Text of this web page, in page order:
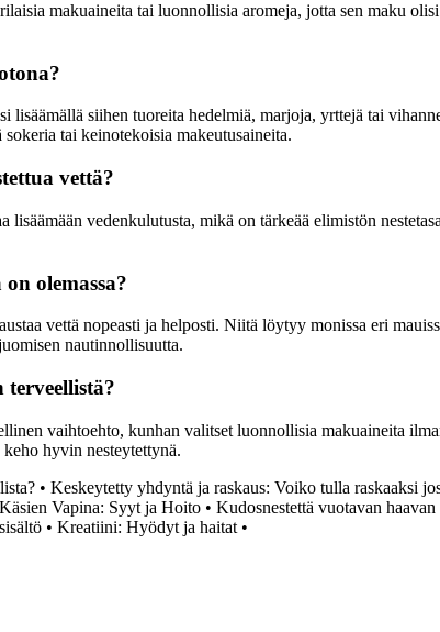
makuaineita tai luonnollisia aromeja, jotta sen maku
lisäämällä siihen tuoreita hedelmiä, marjoja, yrttejä tai
tai keinotekoisia makeutusaineita.
vettä?
lisäämään vedenkulutusta, mikä on tärkeää elimistön
olemassa?
vettä nopeasti ja helposti. Niitä löytyy monissa eri
nautinnollisuutta.
vaihtoehto, kunhan valitset luonnollisia makuaineita
hyvin nesteytettynä.
• Keskeytetty yhdyntä ja raskaus: Voiko tulla raskaaksi
Käsien Vapina: Syyt ja Hoito • Kudosnestettä vuotavan
• Kreatiini: Hyödyt ja haitat •